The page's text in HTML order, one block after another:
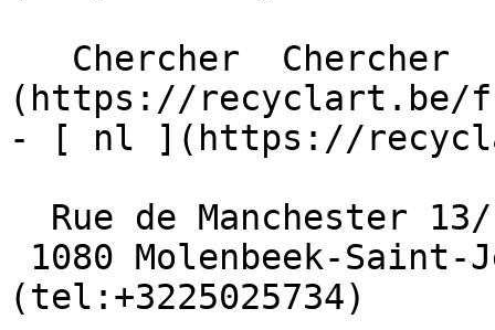
(https://
- [ nl ](https://
(tel:+3225025734)